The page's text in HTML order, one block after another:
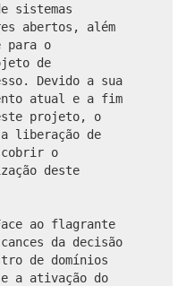
sistemas
abertos, além
para o
de
Devido a sua
atual e a fim
projeto, o
a liberação de
cobrir o
deste
ao flagrante
da decisão
de domínios
a ativação do